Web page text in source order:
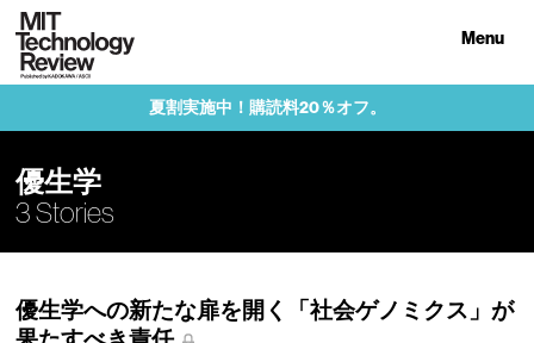
Menu
夏割実施中！購読料20％オフ。
優生学
3 Stories
優生学への新たな扉を開く「社会ゲノミクス」が